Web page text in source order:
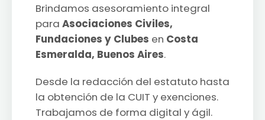
Brindamos asesoramiento integral
para Asociaciones Civiles,
Fundaciones y Clubes en Costa
Esmeralda, Buenos Aires.
Desde la redacción del estatuto hasta
la obtención de la CUIT y exenciones.
Trabajamos de forma digital y ágil.